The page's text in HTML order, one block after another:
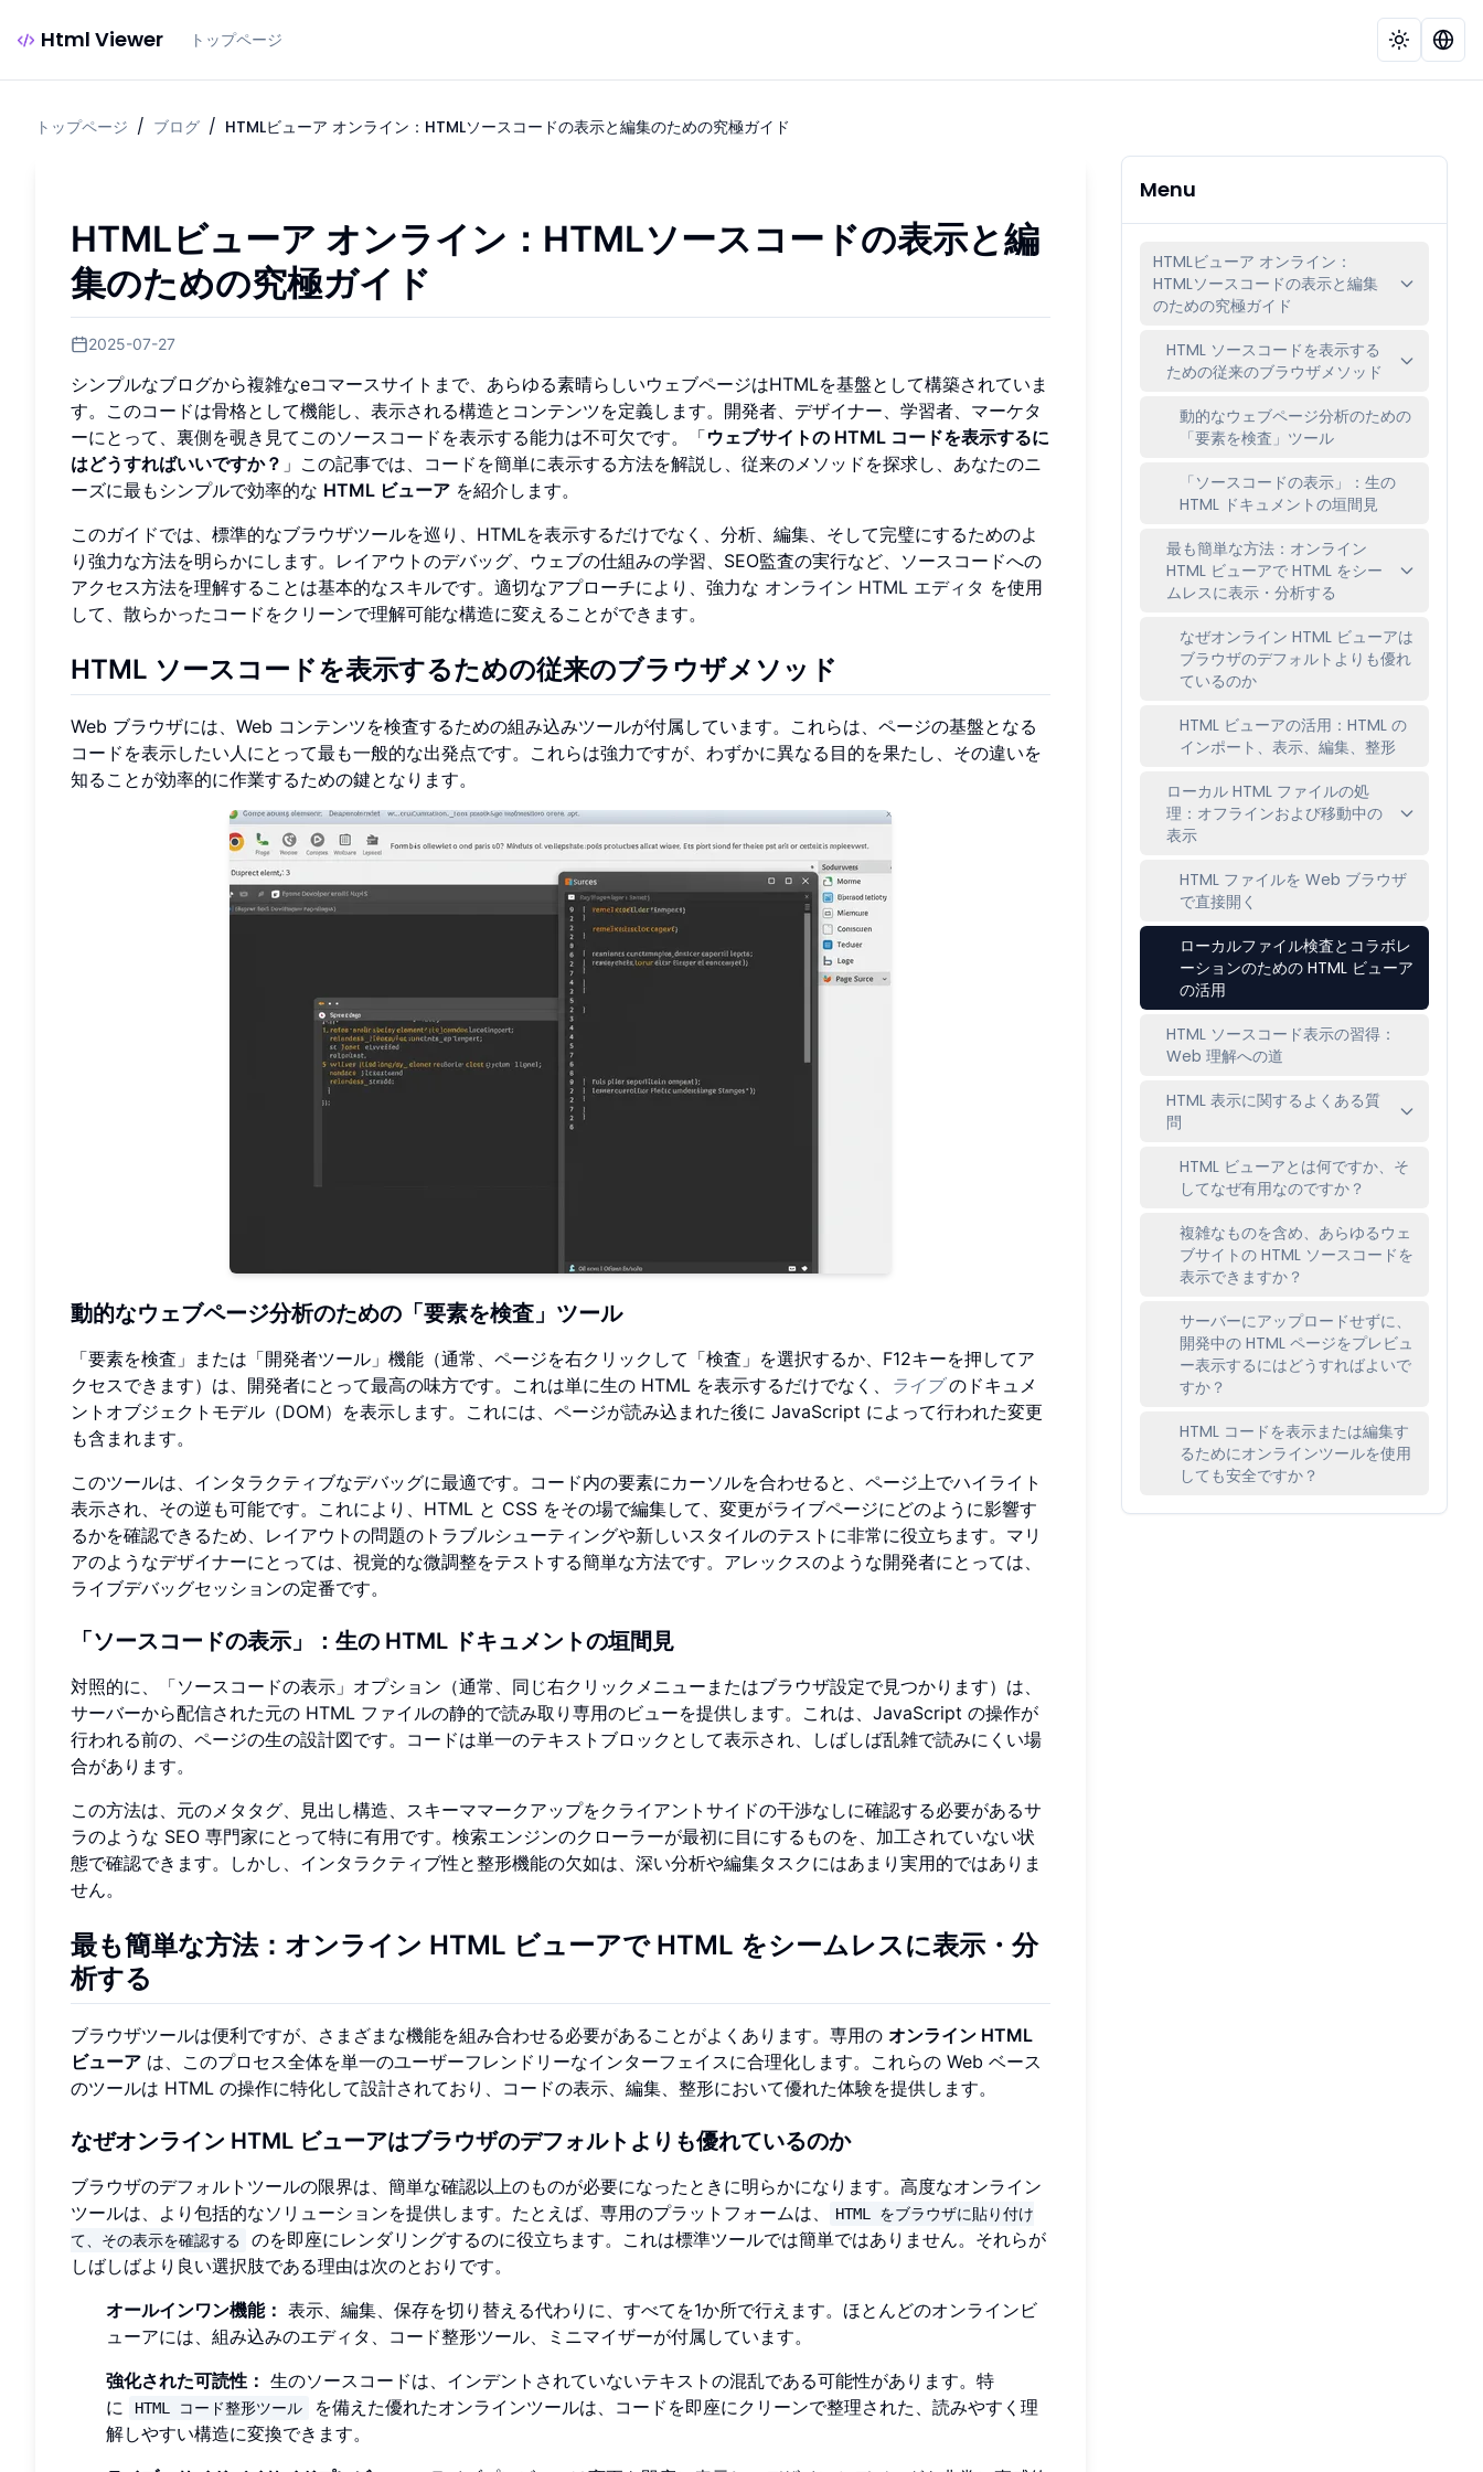
Html Viewer トップページ
トップページ / ブログ / HTMLビューア オンライン：HTMLソースコードの表示と編集のための究極ガイド
HTMLビューア オンライン：HTMLソースコードの表示と編
集のための究極ガイド
2025-07-27
シンプルなブログから複雑なeコマースサイトまで、あらゆる素晴らしいウェブページはHTMLを基盤として構築されていま
す。このコードは骨格として機能し、表示される構造とコンテンツを定義します。開発者、デザイナー、学習者、マーケタ
ーにとって、裏側を覗き見てこのソースコードを表示する能力は不可欠です。「ウェブサイトの HTML コードを表示するに
はどうすればいいですか？ 」この記事では、コードを簡単に表示する方法を解説し、従来のメソッドを探求し、あなたのニ
ーズに最もシンプルで効率的な HTML ビューア を紹介します。
このガイドでは、標準的なブラウザツールを巡り、HTMLを表示するだけでなく、分析、編集、そして完璧にするためのよ
り強力な方法を明らかにします。レイアウトのデバッグ、ウェブの仕組みの学習、SEO監査の実行など、ソースコードへの
アクセス方法を理解することは基本的なスキルです。適切なアプローチにより、強力な オンライン HTML エディタ を使用
して、散らかったコードをクリーンで理解可能な構造に変えることができます。
HTML ソースコードを表示するための従来のブラウザメソッド
Web ブラウザには、Web コンテンツを検査するための組み込みツールが付属しています。これらは、ページの基盤となる
コードを表示したい人にとって最も一般的な出発点です。これらは強力ですが、わずかに異なる目的を果たし、その違いを
知ることが効率的に作業するための鍵となります。
動的なウェブページ分析のための「要素を検査」ツール
「要素を検査」または「開発者ツール」機能（通常、ページを右クリックして「検査」を選択するか、F12キーを押してア
クセスできます）は、開発者にとって最高の味方です。これは単に生の HTML を表示するだけでなく、
ライブのドキュメ
ントオブジェクトモデル（DOM）を表示します。これには、ページが読み込まれた後に JavaScript によって行われた変更
も含まれます。
このツールは、インタラクティブなデバッグに最適です。コード内の要素にカーソルを合わせると、ページ上でハイライト
表示され、その逆も可能です。これにより、HTML と CSS をその場で編集して、変更がライブページにどのように影響す
るかを確認できるため、レイアウトの問題のトラブルシューティングや新しいスタイルのテストに非常に役立ちます。マリ
アのようなデザイナーにとっては、視覚的な微調整をテストする簡単な方法です。アレックスのような開発者にとっては、
ライブデバッグセッションの定番です。
「ソースコードの表示」：生の HTML ドキュメントの垣間見
対照的に、「ソースコードの表示」オプション（通常、同じ右クリックメニューまたはブラウザ設定で見つかります）は、
サーバーから配信された元の HTML ファイルの静的で読み取り専用のビューを提供します。これは、JavaScript の操作が
行われる前の、ページの生の設計図です。コードは単一のテキストブロックとして表示され、しばしば乱雑で読みにくい場
合があります。
この方法は、元のメタタグ、見出し構造、スキーママークアップをクライアントサイドの干渉なしに確認する必要があるサ
ラのような SEO 専門家にとって特に有用です。検索エンジンのクローラーが最初に目にするものを、加工されていない状
態で確認できます。しかし、インタラクティブ性と整形機能の欠如は、深い分析や編集タスクにはあまり実用的ではありま
せん。
最も簡単な方法：オンライン HTML ビューアで HTML をシームレスに表示・分
析する
ブラウザツールは便利ですが、さまざまな機能を組み合わせる必要があることがよくあります。専用の オンライン HTML
ビューア は、このプロセス全体を単一のユーザーフレンドリーなインターフェイスに合理化します。これらの Web ベース
のツールは HTML の操作に特化して設計されており、コードの表示、編集、整形において優れた体験を提供します。
なぜオンライン HTML ビューアはブラウザのデフォルトよりも優れているのか
ブラウザのデフォルトツールの限界は、簡単な確認以上のものが必要になったときに明らかになります。高度なオンライン
ツールは、より包括的なソリューションを提供します。たとえば、専用のプラットフォームは、
HTML をブラウザに貼り付け
て、その表示を確認する
のを即座にレンダリングするのに役立ちます。これは標準ツールでは簡単ではありません。それらが
しばしばより良い選択肢である理由は次のとおりです。
オールインワン機能： 表示、編集、保存を切り替える代わりに、すべてを1か所で行えます。ほとんどのオンラインビ
ューアには、組み込みのエディタ、コード整形ツール、ミニマイザーが付属しています。
強化された可読性： 生のソースコードは、インデントされていないテキストの混乱である可能性があります。特
に
HTML コード整形ツール
を備えた優れたオンラインツールは、コードを即座にクリーンで整理された、読みやすく理
解しやすい構造に変換できます。
Menu
HTMLビューア オンライン：
HTMLソースコードの表示と編集
のための究極ガイド
HTML ソースコードを表示する
ための従来のブラウザメソッド
動的なウェブページ分析のための
「要素を検査」ツール
「ソースコードの表示」：生の
HTML ドキュメントの垣間見
最も簡単な方法：オンライン
HTML ビューアで HTML をシー
ムレスに表示・分析する
なぜオンライン HTML ビューアは
ブラウザのデフォルトよりも優れ
ているのか
HTML ビューアの活用：HTML の
インポート、表示、編集、整形
ローカル HTML ファイルの処
理：オフラインおよび移動中の
表示
HTML ファイルを Web ブラウザ
で直接開く
ローカルファイル検査とコラボレ
ーションのための HTML ビューア
の活用
HTML ソースコード表示の習得：
Web 理解への道
HTML 表示に関するよくある質
問
HTML ビューアとは何ですか、そ
してなぜ有用なのですか？
複雑なものを含め、あらゆるウェ
ブサイトの HTML ソースコードを
表示できますか？
サーバーにアップロードせずに、
開発中の HTML ページをプレビュ
ー表示するにはどうすればよいで
すか？
HTML コードを表示または編集す
るためにオンラインツールを使用
しても安全ですか？